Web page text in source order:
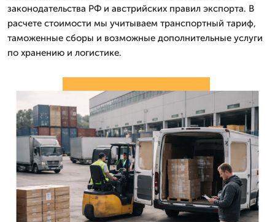
законодательства РФ и австрийских правил экспорта. В
расчете стоимости мы учитываем транспортный тариф,
таможенные сборы и возможные дополнительные услуги
по хранению и логистике.